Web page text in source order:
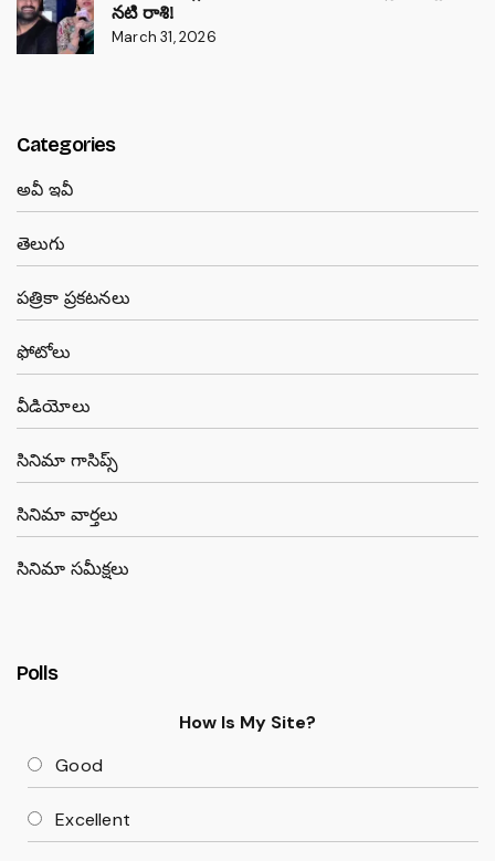
నటి రాశి!
March 31, 2026
Categories
అవీ ఇవీ
తెలుగు
పత్రికా ప్రకటనలు
ఫోటోలు
వీడియోలు
సినిమా గాసిప్స్
సినిమా వార్తలు
సినిమా సమీక్షలు
Polls
How Is My Site?
Good
Excellent